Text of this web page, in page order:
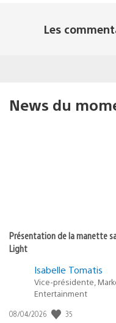
Les
News du
Présentation de la manette
Light
Isabelle Tomatis
Vice-présidente,
Entertainment
Date
08/04/2026 35